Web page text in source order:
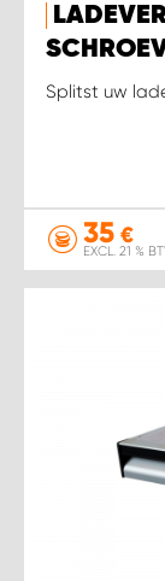
Splitst uw
35 €
EXCL. 21 %